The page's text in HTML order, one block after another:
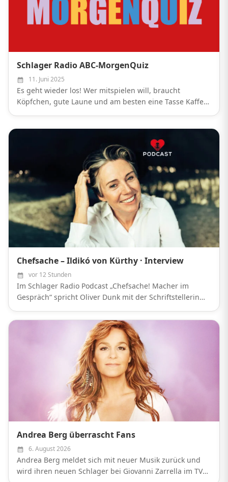
Schlager Radio ABC-MorgenQuiz
11. Juni 2025
Es geht wieder los! Wer mitspielen will, braucht
Köpfchen, gute Laune und am besten eine Tasse Kaffee
Chefsache – Ildikó von Kürthy · Interview
vor 12 Stunden
Im Schlager Radio Podcast „Chefsache! Macher im
Gespräch“ spricht Oliver Dunk mit der Schriftstellerin
Jahren zu den erfolgreichsten Autorinnen Deutschlands
Andrea Berg überrascht Fans
6. August 2026
Andrea Berg meldet sich mit neuer Musik zurück und
wird ihren neuen Schlager bei Giovanni Zarrella im TV